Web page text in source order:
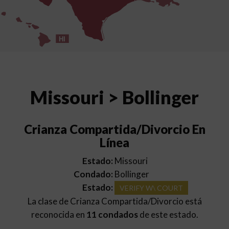
HI
Missouri > Bollinger
Crianza Compartida/Divorcio En
Línea
Estado: Missouri
Condado: Bollinger
Estado:
VERIFY W\ COURT
La clase de Crianza Compartida/Divorcio está
reconocida en 11 condadosde este estado.